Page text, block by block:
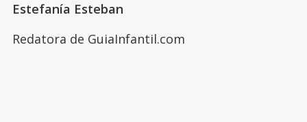
Estefanía Esteban
Redatora de GuiaInfantil.com